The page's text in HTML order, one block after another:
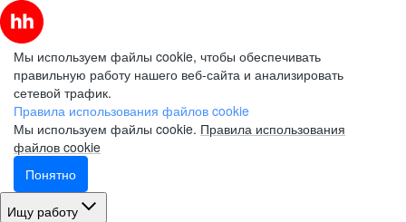
Мы используем файлы cookie, чтобы обеспечивать
правильную работу нашего веб-сайта и анализировать
сетевой трафик.
Правила использования файлов cookie
Мы используем файлы cookie. Правила использования
файлов cookie
Понятно
Ищу работу